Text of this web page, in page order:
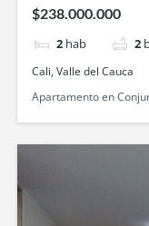
$238.000.000
2 hab 2
Cali, Valle del Cauca
Apartamento en